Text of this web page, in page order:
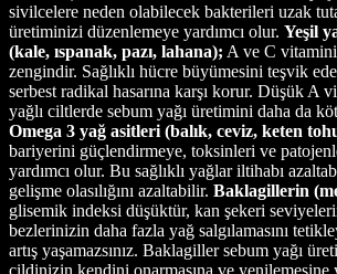
sivilcelere neden olabilecek bakterileri uzak
üretiminizi düzenlemeye yardımcı olur. Yeşil
(kale, ıspanak, pazı, lahana); A ve C
zengindir. Sağlıklı hücre büyümesini teşvik
serbest radikal hasarına karşı korur. Düşük A
yağlı ciltlerde sebum yağı üretimini daha da
Omega 3 yağ asitleri (balık, ceviz, keten
bariyerini güçlendirmeye, toksinleri ve
yardımcı olur. Bu sağlıklı yağlar iltihabı
gelişme olasılığını azaltabilir. Baklagillerin
glisemik indeksi düşüktür, kan şekeri
bezlerinizin daha fazla yağ salgılamasını
artış yaşamazsınız. Baklagiller sebum yağı
cildinizin kendini onarmasına ve yenilemesine